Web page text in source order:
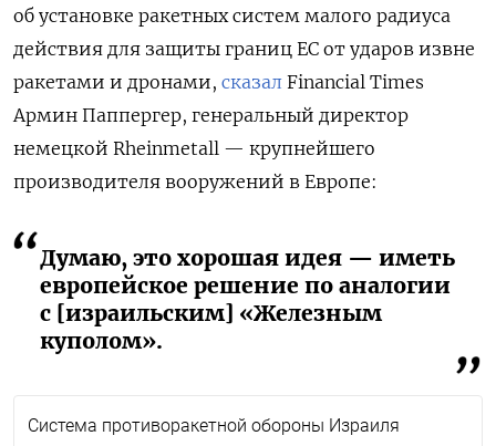
об установке ракетных систем малого радиуса
действия для защиты границ ЕС от ударов извне
ракетами и дронами, сказал Financial Times
Армин Паппергер, генеральный директор
немецкой Rheinmetall — крупнейшего
производителя вооружений в Европе:
Думаю, это хорошая идея — иметь
европейское решение по аналогии
с [израильским] «Железным
куполом».
Система противоракетной обороны Израиля